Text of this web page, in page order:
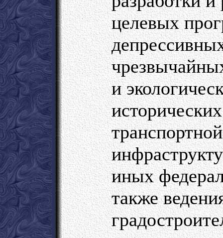
целевых
и
иных
также